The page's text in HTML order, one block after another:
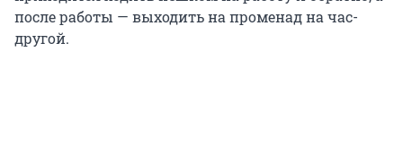
после работы — выходить на променад на час-
другой.